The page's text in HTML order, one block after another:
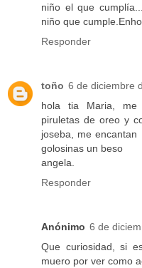
niño el que
niño que
Responder
toño 6 de diciembre
hola tia Maria, me
piruletas de oreo y
joseba, me
golosinas un beso
angela.
Responder
Anónimo 6 de
Que curiosidad, si
muero por ver como